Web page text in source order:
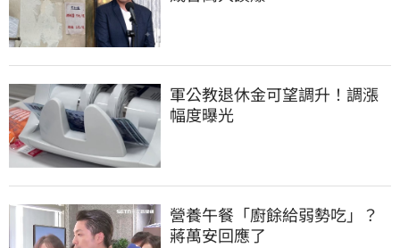
軍公教退休金可望調升！調漲
幅度曝光
營養午餐「廚餘給弱勢吃」？
蔣萬安回應了